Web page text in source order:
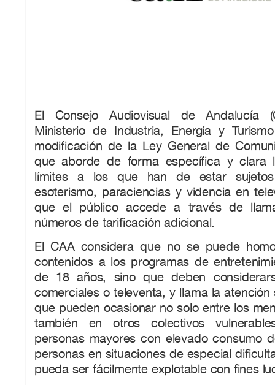
El Consejo Audiovisual de Andalucía
Ministerio de Industria, Energía y
modificación de la Ley General de
que aborde de forma específica y clara
límites a los que han de estar
esoterismo, paraciencias y videncia en
que el público accede a través de
números de tarificación adicional.
El CAA considera que no se puede
contenidos a los programas de
de 18 años, sino que deben
comerciales o televenta, y llama la
que pueden ocasionar no solo entre los
también en otros colectivos
personas mayores con elevado consumo
personas en situaciones de especial
pueda ser fácilmente explotable con fines